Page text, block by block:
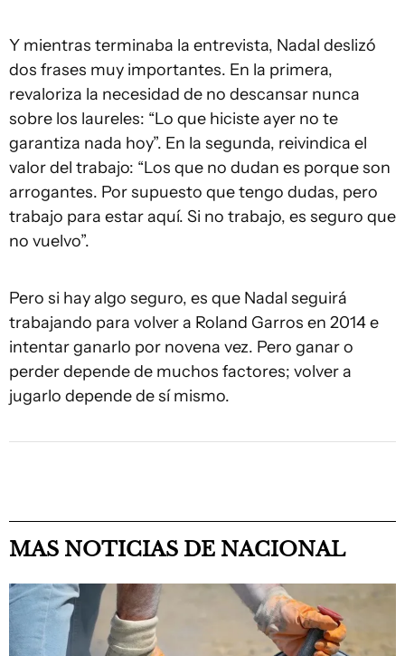
Y mientras terminaba la entrevista, Nadal deslizó
dos frases muy importantes. En la primera,
revaloriza la necesidad de no descansar nunca
sobre los laureles: “Lo que hiciste ayer no te
garantiza nada hoy”. En la segunda, reivindica el
valor del trabajo: “Los que no dudan es porque son
arrogantes. Por supuesto que tengo dudas, pero
trabajo para estar aquí. Si no trabajo, es seguro que
no vuelvo”.
Pero si hay algo seguro, es que Nadal seguirá
trabajando para volver a Roland Garros en 2014 e
intentar ganarlo por novena vez. Pero ganar o
perder depende de muchos factores; volver a
jugarlo depende de sí mismo.
MAS NOTICIAS DE NACIONAL